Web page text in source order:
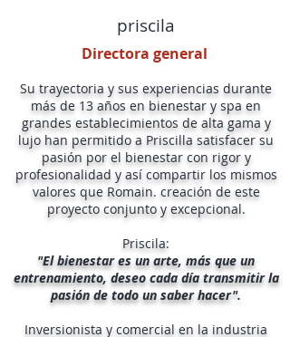
priscila
Directora general
Su trayectoria y sus experiencias durante
más de 13 años en bienestar y spa en
grandes establecimientos de alta gama y
lujo han permitido a Priscilla satisfacer su
pasión por el bienestar con rigor y
profesionalidad y así compartir los mismos
valores que Romain. creación de este
proyecto conjunto y excepcional.
Priscila:
"El bienestar es un arte, más que un
entrenamiento, deseo cada día transmitir la
pasión de todo un saber hacer".
Inversionista y comercial en la industria